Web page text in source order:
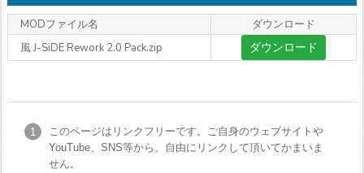
MODファイル名
ダウンロード
風 J-SiDE Rework 2.0 Pack.zip
ダウンロード
このページはリンクフリーです。ご自身のウェブサイトや
YouTube、SNS等から、自由にリンクして頂いてかまいま
せん。